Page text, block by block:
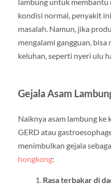
lambung untuk membantu
kondisi normal, penyakit
masalah. Namun, jika
mengalami gangguan,
keluhan, seperti nyeri ulu
Gejala Asam
Naiknya asam lambung ke
GERD atau
menimbulkan gejala
hongkong:
Rasa terbakar di